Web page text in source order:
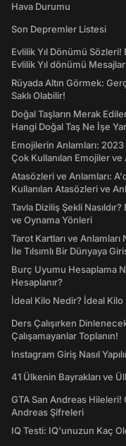
Hava Durumu
Son Depremler Listesi
Evlilik Yıl Dönümü
Evlilik Yıl dönümü
Rüyada Altın Görmek:
Saklı Olabilir!
Doğal Taşların Merak
Hangi Doğal Taş Ne İşe
Emojilerin Anlamları:
Çok Kullanılan Emojiler ve
Atasözleri ve Anlamları:
Kullanılan Atasözleri ve
Tavla Diziliş Şekli
ve Oynama Yönleri
Tarot Kartları ve
İle Tılsımlı Bir Dünyaya
Burç Uyumu Hesaplama
Hesaplanır?
İdeal Kilo Nedir? İdeal Kilo
Ders Çalışırken
Çalışamayanlar Toplanın!
Instagram Giriş Nasıl
41 Ülkenin Bayrakları ve
GTA San Andreas
Andreas Şifreleri
IQ Testi: IQ'unuzun Kaç